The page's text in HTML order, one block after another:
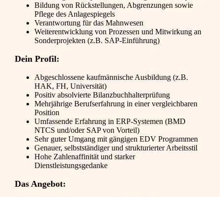
Bildung von Rückstellungen, Abgrenzungen sowie
Pflege des Anlagespiegels
Verantwortung für das Mahnwesen
Weiterentwicklung von Prozessen und Mitwirkung an
Sonderprojekten (z.B. SAP-Einführung)
Dein Profil:
Abgeschlossene kaufmännische Ausbildung (z.B.
HAK, FH, Universität)
Positiv absolvierte Bilanzbuchhalterprüfung
Mehrjährige Berufserfahrung in einer vergleichbaren
Position
Umfassende Erfahrung in ERP-Systemen (BMD
NTCS und/oder SAP von Vorteil)
Sehr guter Umgang mit gängigen EDV Programmen
Genauer, selbstständiger und strukturierter Arbeitsstil
Hohe Zahlenaffinität und starker
Dienstleistungsgedanke
Das Angebot: